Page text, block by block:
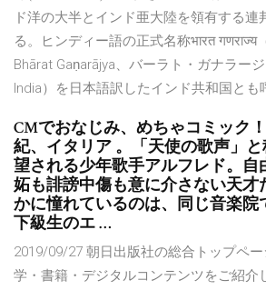
ド洋の大半とインド亜大陸を領有する連
る。ヒンディー語の正式名称भारत गणराज्य
Bhārat Gaṇarājya、バーラト・ガナラー
India）を日本語訳したインド共和国とも
CMでおなじみ、めちゃコミック
紀、イタリア 。「天使の歌声」
望される少年歌手アルフレド。自
妬も誹謗中傷も意に介さない天才
かに憧れているのは、同じ音楽院
下級生のエ …
2019/09/27 朝日出版社の総合トップペー
学・書籍・デジタルコンテンツをご紹介